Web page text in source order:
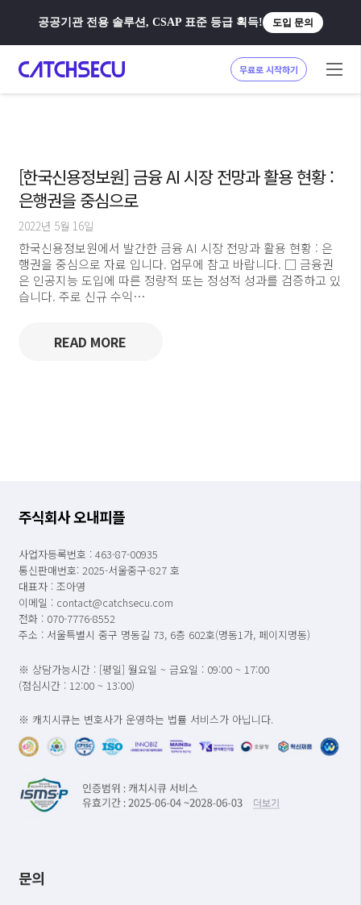
공공기관 전용 솔루션, CSAP 표준 등급 획득! 도입 문의
무료로 시작하기
[한국신용정보원] 금융 AI 시장 전망과 활용 현황 :
은행권을 중심으로
2022년 5월 16일
한국신용정보원에서 발간한 금융 AI 시장 전망과 활용 현황 : 은
행권을 중심으로 자료 입니다. 업무에 참고 바랍니다. □ 금융권
은 인공지능 도입에 따른 정량적 또는 정성적 성과를 검증하고 있
습니다. 주로 신규 수익…
READ MORE
주식회사 오내피플
사업자등록번호 : 463-87-00935
통신판매번호: 2025-서울중구-827 호
대표자 : 조아영
이메일 : contact@catchsecu.com
전화 : 070-7776-8552
주소 : 서울특별시 중구 명동길 73, 6층 602호(명동1가, 페이지명동)
※ 상담가능시간 : [평일] 월요일 ~ 금요일 : 09:00 ~ 17:00
(점심시간 : 12:00 ~ 13:00)
※ 캐치시큐는 변호사가 운영하는 법률 서비스가 아닙니다.
문의